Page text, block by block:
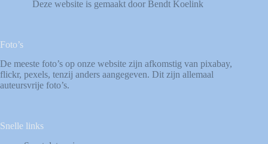
Deze website is gemaakt door Bendt Koelink
Foto’s
De meeste foto’s op onze website zijn afkomstig van pixabay,
flickr, pexels, tenzij anders aangegeven. Dit zijn allemaal
auteursvrije foto’s.
Snelle links